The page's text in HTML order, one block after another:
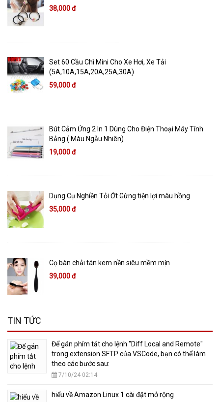
38,000 đ
Set 60 Cầu Chì Mini Cho Xe Hơi, Xe Tải
(5A,10A,15A,20A,25A,30A)
59,000 đ
Bút Cảm Ứng 2 In 1 Dùng Cho Điện Thoại Máy Tính
Bảng ( Màu Ngẫu Nhiên)
19,000 đ
Dụng Cụ Nghiền Tỏi Ớt Gừng tiện lợi màu hồng
35,000 đ
Cọ bàn chải tán kem nền siêu mềm mịn
39,000 đ
TIN TỨC
​Để gán phím tắt cho lệnh "Diff Local and Remote"
trong extension SFTP của VSCode, bạn có thể làm
theo các bước sau:
7/10/24 02:14
hiểu về Amazon Linux 1 cài đặt mở rộng